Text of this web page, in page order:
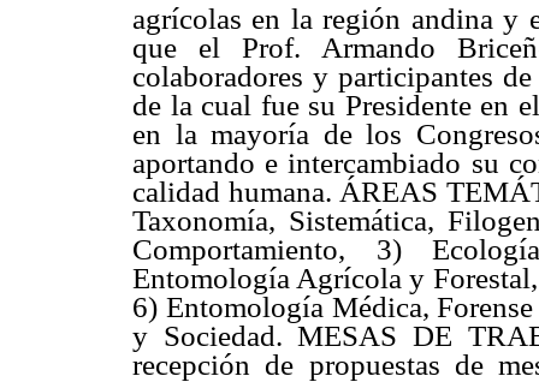
agrícolas en la región andina y
que el Prof. Armando
colaboradores y participantes
de la cual fue su Presidente en
en la mayoría de los
aportando e intercambiado su
calidad humana. ÁREAS
Taxonomía, Sistemática,
Comportamiento, 3)
Entomología Agrícola y
6) Entomología Médica,
y Sociedad. MESAS DE
recepción de propuestas de